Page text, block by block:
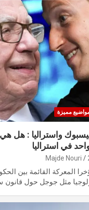
مميزة
واستراليا : هل
في استراليا
Majde Nouri
المعركة القائمة بين
مثل جوجل حول